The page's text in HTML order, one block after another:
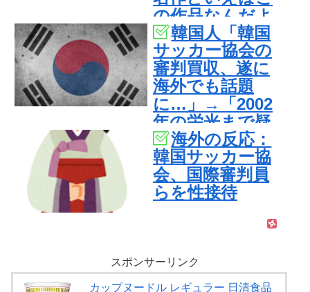
の作品なんだよ
ね・・・！」
【海外の反応】
韓国人「韓国
サッカー協会の
審判買収、遂に
海外でも話題
に…」→「2002
年の栄光まで疑
われる…（ﾌﾞﾙﾌﾞ
ﾙ」＝韓国の反応
海外の反応：
韓国サッカー協
会、国際審判員
らを性接待
スポンサーリンク
カップヌードル レギュラー 日清食品